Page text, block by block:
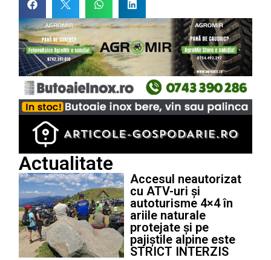
Actualitate
Accesul neautorizat
cu ATV-uri și
autoturisme 4×4 în
ariile naturale
protejate și pe
pajiștile alpine este
STRICT INTERZIS